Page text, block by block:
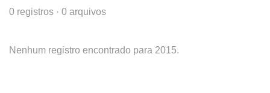
0 registros · 0 arquivos
Nenhum registro encontrado para 2015.